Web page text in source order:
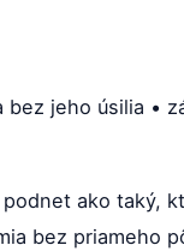
jeho úsilia •
ako taký,
bez priameho